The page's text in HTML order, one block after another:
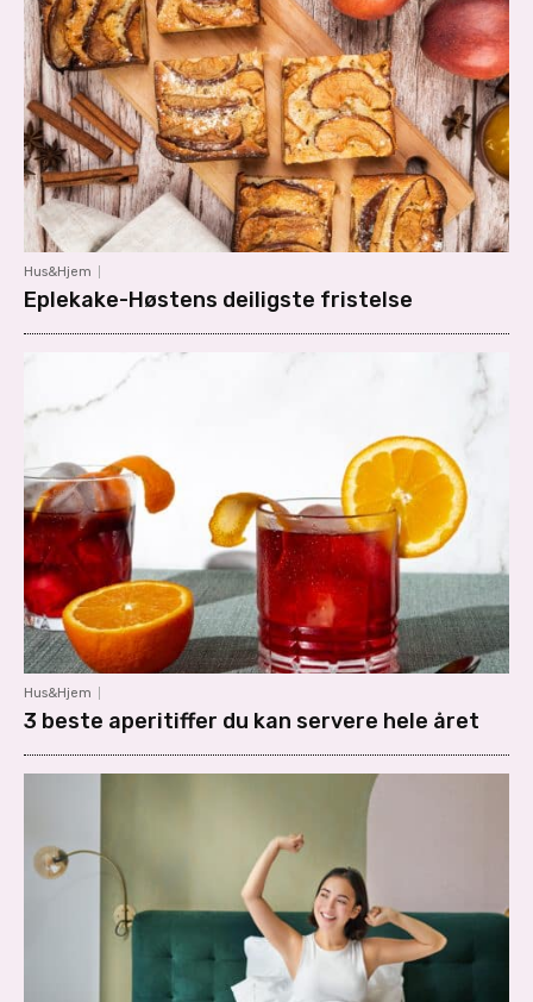
Hus&Hjem
Eplekake-Høstens deiligste fristelse
Hus&Hjem
3 beste aperitiffer du kan servere hele året